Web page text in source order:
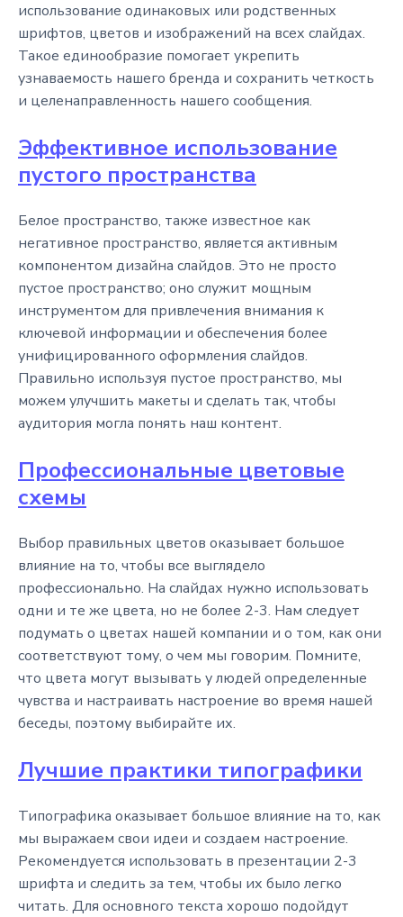
использование одинаковых или родственных
шрифтов, цветов и изображений на всех слайдах.
Такое единообразие помогает укрепить
узнаваемость нашего бренда и сохранить четкость
и целенаправленность нашего сообщения.
Эффективное использование
пустого пространства
Белое пространство, также известное как
негативное пространство, является активным
компонентом дизайна слайдов. Это не просто
пустое пространство; оно служит мощным
инструментом для привлечения внимания к
ключевой информации и обеспечения более
унифицированного оформления слайдов.
Правильно используя пустое пространство, мы
можем улучшить макеты и сделать так, чтобы
аудитория могла понять наш контент.
Профессиональные цветовые
схемы
Выбор правильных цветов оказывает большое
влияние на то, чтобы все выглядело
профессионально. На слайдах нужно использовать
одни и те же цвета, но не более 2-3. Нам следует
подумать о цветах нашей компании и о том, как они
соответствуют тому, о чем мы говорим. Помните,
что цвета могут вызывать у людей определенные
чувства и настраивать настроение во время нашей
беседы, поэтому выбирайте их.
Лучшие практики типографики
Типографика оказывает большое влияние на то, как
мы выражаем свои идеи и создаем настроение.
Рекомендуется использовать в презентации 2-3
шрифта и следить за тем, чтобы их было легко
читать. Для основного текста хорошо подойдут